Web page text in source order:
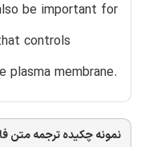
be important for
controls
membrane.
نمونه چکیده ترجمه متن